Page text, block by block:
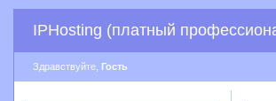
IPHosting (платный
Здравствуйте, Гость